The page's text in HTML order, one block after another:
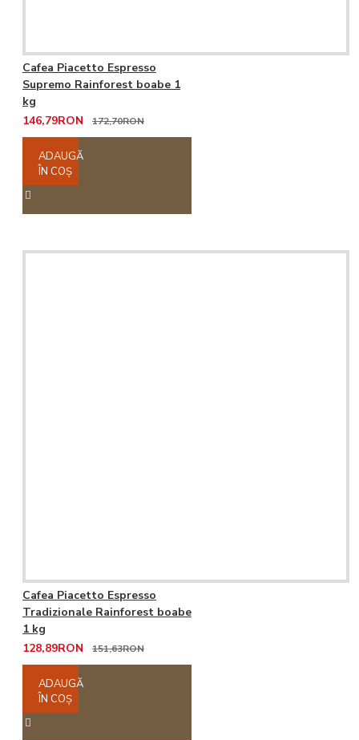
Cafea Piacetto Espresso
Supremo Rainforest boabe 1
kg
146,79RON
172,70RON
ADAUGĂ
ÎN COŞ
Cafea Piacetto Espresso
Tradizionale Rainforest boabe
1 kg
128,89RON
151,63RON
ADAUGĂ
ÎN COŞ